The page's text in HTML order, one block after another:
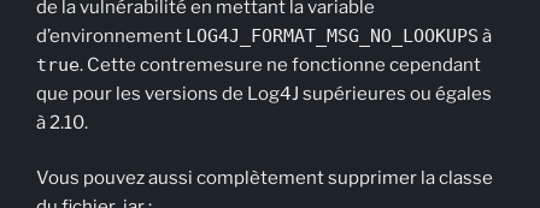
de la vulnérabilité en mettant la variable
d’environnement LOG4J_FORMAT_MSG_NO_LOOKUPS à
true. Cette contremesure ne fonctionne cependant
que pour les versions de Log4J supérieures ou égales
à 2.10.
Vous pouvez aussi complètement supprimer la classe